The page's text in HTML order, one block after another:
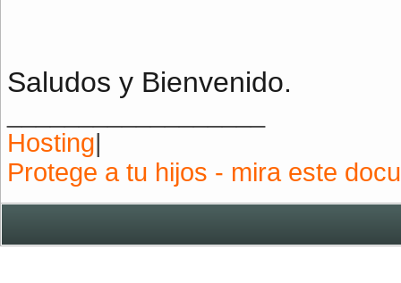
Saludos y Bienvenido.
Hosting|
Protege a tu hijos - mira este